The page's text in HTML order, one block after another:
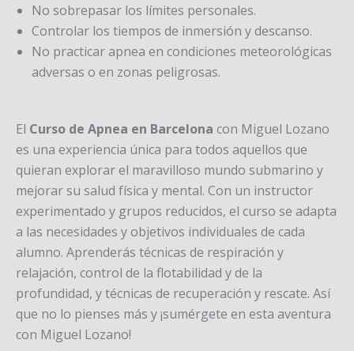
No sobrepasar los límites personales.
Controlar los tiempos de inmersión y descanso.
No practicar apnea en condiciones meteorológicas
adversas o en zonas peligrosas.
El Curso de Apnea en Barcelona con Miguel Lozano
es una experiencia única para todos aquellos que
quieran explorar el maravilloso mundo submarino y
mejorar su salud física y mental. Con un instructor
experimentado y grupos reducidos, el curso se adapta
a las necesidades y objetivos individuales de cada
alumno. Aprenderás técnicas de respiración y
relajación, control de la flotabilidad y de la
profundidad, y técnicas de recuperación y rescate. Así
que no lo pienses más y ¡sumérgete en esta aventura
con Miguel Lozano!